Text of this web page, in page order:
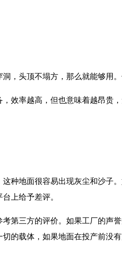
，头顶不塌方，那么就能够用
效率越高，但也意味着越昂贵，
种地面很容易出现灰尘和沙子
上给予差评。
第三方的评价。如果工厂的声
的载体，如果地面在投产前没